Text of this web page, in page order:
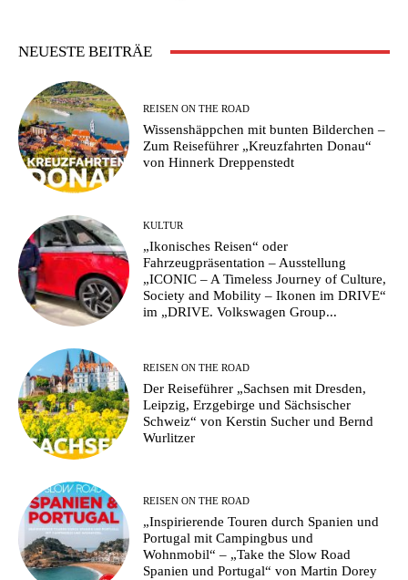
NEUESTE BEITRÄE
REISEN ON THE ROAD
Wissenshäppchen mit bunten Bilderchen –
Zum Reiseführer „Kreuzfahrten Donau“
von Hinnerk Dreppenstedt
KULTUR
„Ikonisches Reisen“ oder
Fahrzeugpräsentation – Ausstellung
„ICONIC – A Timeless Journey of Culture,
Society and Mobility – Ikonen im DRIVE“
im „DRIVE. Volkswagen Group...
REISEN ON THE ROAD
Der Reiseführer „Sachsen mit Dresden,
Leipzig, Erzgebirge und Sächsischer
Schweiz“ von Kerstin Sucher und Bernd
Wurlitzer
REISEN ON THE ROAD
„Inspirierende Touren durch Spanien und
Portugal mit Campingbus und
Wohnmobil“ – „Take the Slow Road
Spanien und Portugal“ von Martin Dorey